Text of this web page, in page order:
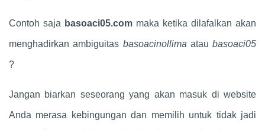
Contoh saja basoaci05.com maka ketika dilafalkan akan
menghadirkan ambiguitas basoacinollimaatau basoaci05
?
Jangan biarkan seseorang yang akan masuk di website
Anda merasa kebingungan dan memilih untuk tidak jadi